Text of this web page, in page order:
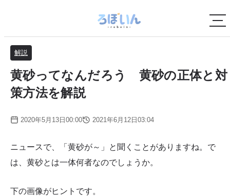
解説
黄砂ってなんだろう 黄砂の正体と対
策方法を解説
2020年5月13日00:00 2021年6月12日03:04
ニュースで、「黄砂が～」と聞くことがありますね。で
は、黄砂とは一体何者なのでしょうか。
下の画像がヒントです。